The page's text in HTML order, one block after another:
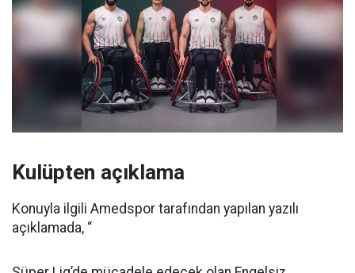
Kulüpten açıklama
Konuyla ilgili Amedspor tarafından yapılan yazılı
açıklamada, “